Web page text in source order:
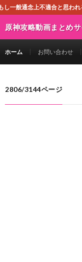
合と思われる動画が
原神攻略動画まとめ
ホーム お問い合わせ
2806/3144ページ